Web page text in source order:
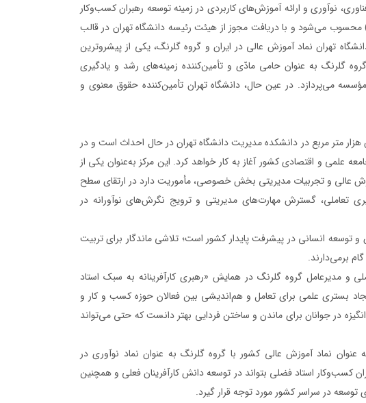
نوآوری و ارائه آموزش‌های کاربردی در زمینه توسعه رهبران کسب‌وکار
می‌شود و با دریافت مجوز از هیئت رئیسه دانشگاه تهران در قالب
تهران نماد آموزش عالی در ایران و گروه گلرنگ، یکی از پیشروترین
گلرنگ به عنوان حامی مادّی و تأمین‌کننده زمینه‌های رشد و یادگیری
می‌پردازد. در عین حال، دانشگاه تهران تأمین‌کننده حقوق معنوی و
متر مربع در دانشکده مدیریت دانشگاه تهران در حال احداث است و در
علمی و اقتصادی کشور آغاز به کار خواهد کرد. این مرکز به‌عنوان یکی از
عالی و تجربیات مدیریتی بخش خصوصی، مأموریت دارد در ارتقای سطح
تعاملی، گسترش مهارت‌های مدیریتی و ترویج نگرش‌های نوآورانه در
انسانی در پیشرفت پایدار کشور است؛ تلاشی ماندگار برای تربیت
برمی‌دارند.
مدیرعامل گروه گلرنگ در همایش «رهبری کارآفرینانه به سبک استاد
بستری علمی برای تعامل و هم‌اندیشی بین فعالان حوزه کسب و کار و
در جوانان برای ماندن و ساختن فردایی بهتر دانست که حتی می‌تواند
نماد آموزش عالی کشور با گروه گلرنگ به عنوان نماد نوآوری در
کسب‌وکار استاد فضلی بتواند در توسعه دانش کارآفرینان فعلی و همچنین
توسعه در سراسر کشور مورد توجه قرار گیرد.